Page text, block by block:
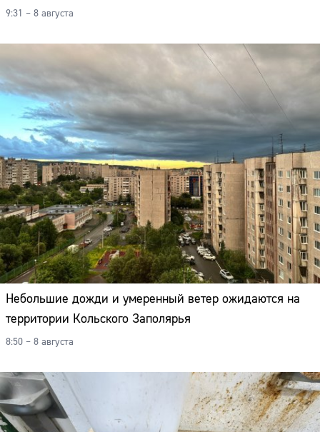
9:31 – 8 августа
Небольшие дожди и умеренный ветер ожидаются на
территории Кольского Заполярья
8:50 – 8 августа